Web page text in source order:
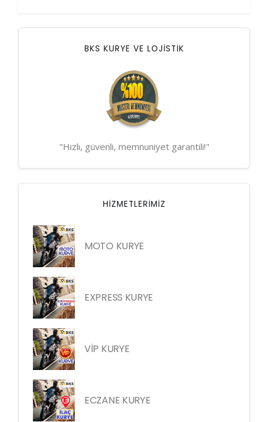
BKS KURYE VE LOJİSTİK
"Hızlı, güvenli, memnuniyet garantili!"
HIZMETLERIMIZ
MOTO KURYE
EXPRESS KURYE
VİP KURYE
ECZANE KURYE